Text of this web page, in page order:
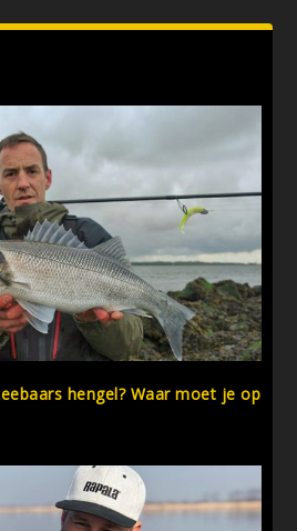
hengel? Waar moet je op